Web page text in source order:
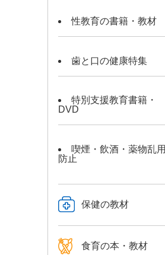
性教育の書籍・教材
歯と口の健康特集
特別支援教育書籍・
DVD
喫煙・飲酒・薬物乱用
防止
保健の教材
食育の本・教材